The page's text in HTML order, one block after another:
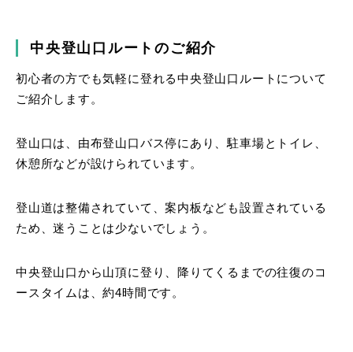
中央登山口ルートのご紹介
初心者の方でも気軽に登れる中央登山口ルートについて
ご紹介します。
登山口は、由布登山口バス停にあり、駐車場とトイレ、
休憩所などが設けられています。
登山道は整備されていて、案内板なども設置されている
ため、迷うことは少ないでしょう。
中央登山口から山頂に登り、降りてくるまでの往復のコ
ースタイムは、約4時間です。